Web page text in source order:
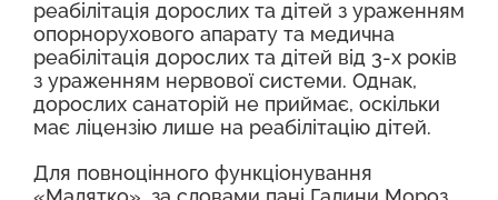
реабілітація дорослих та дітей з ураженням
опорнорухового апарату та медична
реабілітація дорослих та дітей від 3-х років
з ураженням нервової системи. Однак,
дорослих санаторій не приймає, оскільки
має ліцензію лише на реабілітацію дітей.
Для повноцінного функціонування